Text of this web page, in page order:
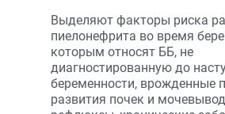
Выделяют факторы риска
пиелонефрита во время
которым относят ББ, не
диагностированную до
беременности, врожденные
развития почек и